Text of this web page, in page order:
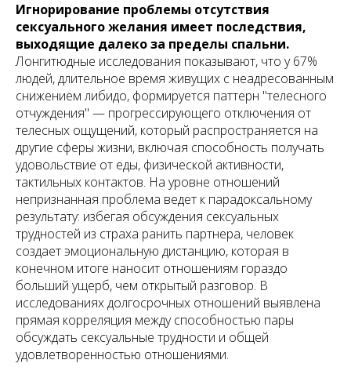
Игнорирование проблемы отсутствия
сексуального желания имеет последствия,
выходящие далеко за пределы спальни.
Лонгитюдные исследования показывают, что у 67%
людей, длительное время живущих с неадресованным
снижением либидо, формируется паттерн "телесного
отчуждения" — прогрессирующего отключения от
телесных ощущений, который распространяется на
другие сферы жизни, включая способность получать
удовольствие от еды, физической активности,
тактильных контактов. На уровне отношений
непризнанная проблема ведет к парадоксальному
результату: избегая обсуждения сексуальных
трудностей из страха ранить партнера, человек
создает эмоциональную дистанцию, которая в
конечном итоге наносит отношениям гораздо
больший ущерб, чем открытый разговор. В
исследованиях долгосрочных отношений выявлена
прямая корреляция между способностью пары
обсуждать сексуальные трудности и общей
удовлетворенностью отношениями.